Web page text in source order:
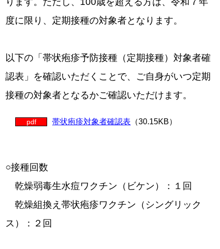
度に限り、定期接種の対象者となります。
以下の「帯状疱疹予防接種（定期接種）対象者確
認表」を確認いただくことで、ご自身がいつ定期
接種の対象者となるかご確認いただけます。
pdf 帯状疱疹対象者確認表 （30.15KB）
○接種回数
乾燥弱毒生水痘ワクチン（ビケン）：１回
乾燥組換え帯状疱疹ワクチン（シングリック
ス）：２回